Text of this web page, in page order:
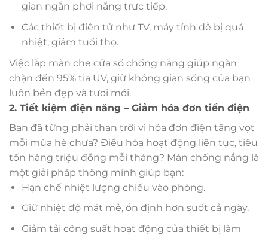
gian ngắn phơi nắng trực tiếp.
Các thiết bị điện tử như TV, máy tính dễ bị quá
nhiệt, giảm tuổi thọ.
Việc lắp màn che cửa sổ chống nắng giúp ngăn
chặn đến 95% tia UV, giữ không gian sống của bạn
luôn bền đẹp và tươi mới.
2. Tiết kiệm điện năng – Giảm hóa đơn tiền điện
Bạn đã từng phải than trời vì hóa đơn điện tăng vọt
mỗi mùa hè chưa? Điều hòa hoạt động liên tục, tiêu
tốn hàng triệu đồng mỗi tháng? Màn chống nắng là
một giải pháp thông minh giúp bạn:
Hạn chế nhiệt lượng chiếu vào phòng.
Giữ nhiệt độ mát mẻ, ổn định hơn suốt cả ngày.
Giảm tải công suất hoạt động của thiết bị làm